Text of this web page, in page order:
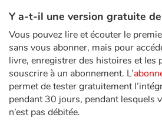
Formats et illustrations
Catalogue anglais
Contraste +
Y a-t-il une version gratuite de
Vous pouvez lire et écouter le
sans vous abonner, mais pour
livre, enregistrer des histoires et les
souscrire à un abonnement. L’
permet de tester gratuitement
pendant 30 jours, pendant lesquels
n’est pas débitée.